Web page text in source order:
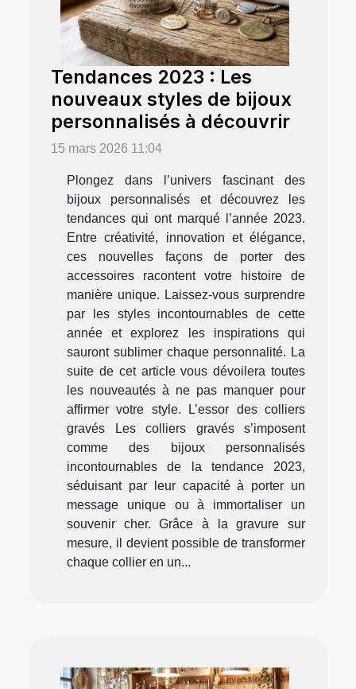
Tendances 2023 : Les
nouveaux styles de bijoux
personnalisés à découvrir
15 mars 2026 11:04
Plongez dans l’univers fascinant des
bijoux personnalisés et découvrez les
tendances qui ont marqué l’année 2023.
Entre créativité, innovation et élégance,
ces nouvelles façons de porter des
accessoires racontent votre histoire de
manière unique. Laissez-vous surprendre
par les styles incontournables de cette
année et explorez les inspirations qui
sauront sublimer chaque personnalité. La
suite de cet article vous dévoilera toutes
les nouveautés à ne pas manquer pour
affirmer votre style. L’essor des colliers
gravés Les colliers gravés s’imposent
comme des bijoux personnalisés
incontournables de la tendance 2023,
séduisant par leur capacité à porter un
message unique ou à immortaliser un
souvenir cher. Grâce à la gravure sur
mesure, il devient possible de transformer
chaque collier en un...